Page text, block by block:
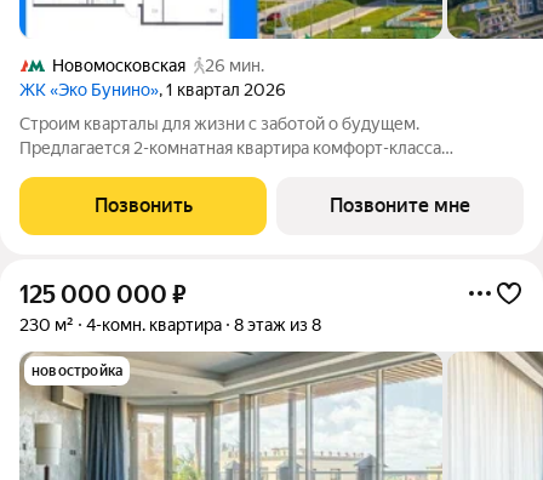
Новомосковская
26 мин.
ЖК «Эко Бунино», 1 квартал 2026
Строим кварталы для жизни с заботой о будущем.
Предлагается 2-комнатная квартира комфорт-класса
жилом комплексе "Эко Бунино".Застройщик сдает квартиры с
отделкой в нескольких вариантах:
Позвонить Позвоните мне
125 000 000 ₽
230 м² 4-комн. квартира 8 этаж из 8
новостройка